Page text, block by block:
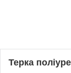
Терка